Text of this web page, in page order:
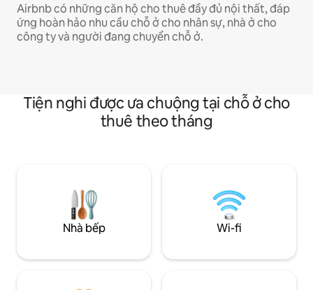
Airbnb có những căn hộ cho thuê đầy đủ nội thất, đáp
ứng hoàn hảo nhu cầu chỗ ở cho nhân sự, nhà ở cho
công ty và người đang chuyển chỗ ở.
Tiện nghi được ưa chuộng tại chỗ ở cho
thuê theo tháng
Nhà bếp Wi-fi